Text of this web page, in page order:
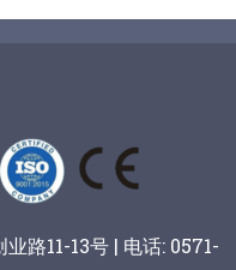
路11-13号 | 电话: 0571-